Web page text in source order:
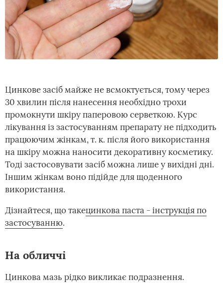
Цинкове засіб майже не всмоктується, тому через
30 хвилин після нанесення необхідно трохи
промокнути шкіру паперовою серветкою. Курс
лікування із застосуванням препарату не підходить
працюючим жінкам, т. к. після його використання
на шкіру можна наносити декоративну косметику.
Тоді застосовувати засіб можна лише у вихідні дні.
Іншим жінкам воно підійде для щоденного
використання.
Дізнайтеся, що такецинкова паста - інструкція по
застосуванню.
На обличчі
Цинкова мазь рідко викликає подразнення.